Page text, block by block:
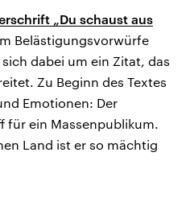
„Du schaust aus
Belästigungsvorwürfe
dabei um ein Zitat, das
Zu Beginn des Textes
Emotionen: Der
für ein Massenpublikum.
Land ist er so mächtig